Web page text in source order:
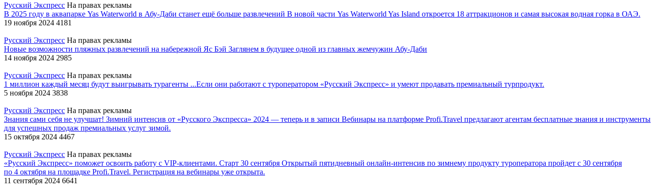
Русский Экспресс На правах рекламы
В 2025 году в аквапарке Yas Waterworld в Абу-Даби станет ещё больше развлечений В новой части Yas Waterworld Yas Island откроется 18 аттракционов и самая высокая водная горка в ОАЭ.
19 ноября 2024 4181
Русский Экспресс На правах рекламы
Новые возможности пляжных развлечений на набережной Яс Бэй Заглянем в будущее одной из главных жемчужин Абу-Даби
14 ноября 2024 2985
Русский Экспресс На правах рекламы
1 миллион каждый месяц будут выигрывать турагенты ...Если они работают с туроператором «Русский Экспресс» и умеют продавать премиальный турпродукт.
5 ноября 2024 3838
Русский Экспресс На правах рекламы
Знания сами себя не улучшат! Зимний интенсив от «Русского Экспресса» 2024 — теперь и в записи Вебинары на платформе Profi.Travel предлагают агентам бесплатные знания и инструменты
для успешных продаж премиальных услуг зимой.
15 октября 2024 4467
Русский Экспресс На правах рекламы
«Русский Экспресс» поможет освоить работу с VIP-клиентами. Старт 30 сентября Открытый пятидневный онлайн-интенсив по зимнему продукту туроператора пройдет с 30 сентября
по 4 октября на площадке Profi.Travel. Регистрация на вебинары уже открыта.
11 сентября 2024 6641